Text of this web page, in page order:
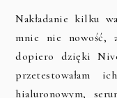
Nakładanie kilku
mnie nie nowość,
dopiero dzięki
przetestowałam
hialuronowym,